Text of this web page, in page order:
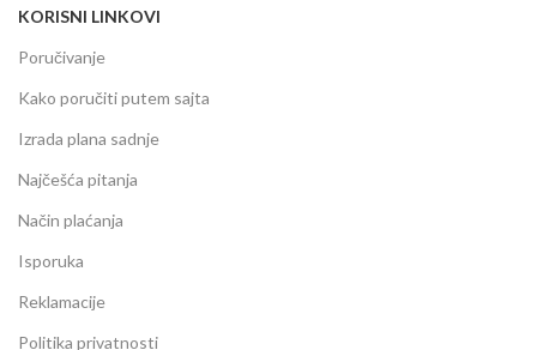
KORISNI LINKOVI
Poručivanje
Kako poručiti putem sajta
Izrada plana sadnje
Najčešća pitanja
Način plaćanja
Isporuka
Reklamacije
Politika privatnosti